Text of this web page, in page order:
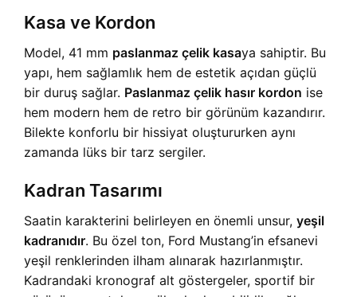
Kasa ve Kordon
Model, 41 mm paslanmaz çelik kasaya sahiptir. Bu
yapı, hem sağlamlık hem de estetik açıdan güçlü
bir duruş sağlar. Paslanmaz çelik hasır kordon ise
hem modern hem de retro bir görünüm kazandırır.
Bilekte konforlu bir hissiyat oluştururken aynı
zamanda lüks bir tarz sergiler.
Kadran Tasarımı
Saatin karakterini belirleyen en önemli unsur, yeşil
kadranıdır. Bu özel ton, Ford Mustang’in efsanevi
yeşil renklerinden ilham alınarak hazırlanmıştır.
Kadrandaki kronograf alt göstergeler, sportif bir